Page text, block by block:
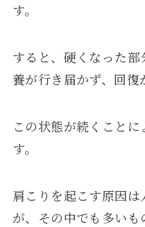
す。
すると、硬くなった
養が行き届かず、回復
この状態が続くこと
す。
肩こりを起こす原因
が、その中でも多いも